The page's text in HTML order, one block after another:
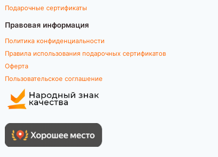
Подарочные сертификаты
Правовая информация
Политика конфиденциальности
Правила использования подарочных сертификатов
Оферта
Пользовательское соглашение